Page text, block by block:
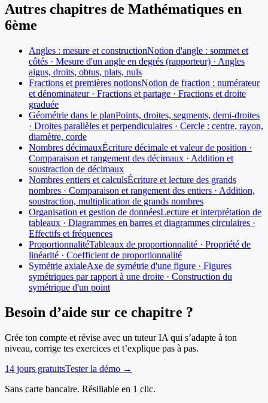
Autres chapitres de Mathématiques en
6ème
Angles : mesure et constructionNotion d'angle : sommet et
côtés · Mesure d'un angle en degrés (rapporteur) · Angles
aigus, droits, obtus, plats, nuls
Fractions et premières notionsNotion de fraction : numérateur
et dénominateur · Fractions et partage · Fractions et droite
graduée
Géométrie dans le planPoints, droites, segments, demi-droites
· Droites parallèles et perpendiculaires · Cercle : centre, rayon,
diamètre, corde
Nombres décimauxÉcriture décimale et valeur de position ·
Comparaison et rangement des décimaux · Addition et
soustraction de décimaux
Nombres entiers et calculsÉcriture et lecture des grands
nombres · Comparaison et rangement des entiers · Addition,
soustraction, multiplication de grands nombres
Organisation et gestion de donnéesLecture et interprétation de
tableaux · Diagrammes en barres et diagrammes circulaires ·
Effectifs et fréquences
ProportionnalitéTableaux de proportionnalité · Propriété de
linéarité · Coefficient de proportionnalité
Symétrie axialeAxe de symétrie d'une figure · Figures
symétriques par rapport à une droite · Construction du
symétrique d'un point
Besoin d’aide sur ce chapitre ?
Crée ton compte et révise avec un tuteur IA qui s’adapte à ton
niveau, corrige tes exercices et t’explique pas à pas.
14 jours gratuitsTester la démo →
Sans carte bancaire. Résiliable en 1 clic.